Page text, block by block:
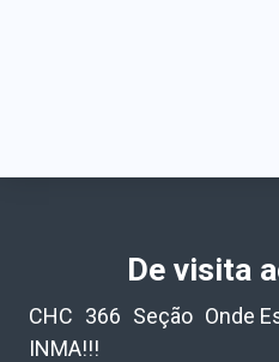
De visita
CHC 366 Seção Onde
INMA!!!